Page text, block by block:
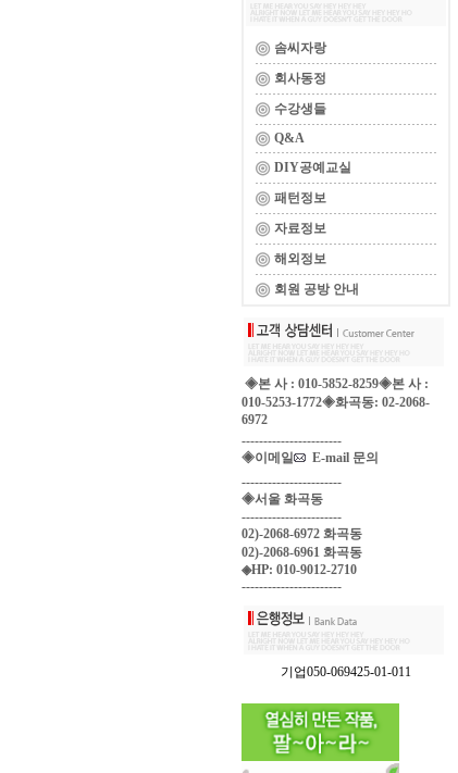
솜씨자랑
회사동정
수강생들
Q&A
DIY공예교실
패턴정보
자료정보
해외정보
회원 공방 안내
◈본 사 : 010-5852-8259◈본 사 :
010-5253-1772◈화곡동: 02-2068-
6972
-----------------------
◈이메일
E-mail 문의
-----------------------
◈서울 화곡동
-----------------------
02)-2068-6972 화곡동
02)-2068-6961 화곡동
◈HP: 010-9012-2710
-----------------------
기업050-069425-01-011